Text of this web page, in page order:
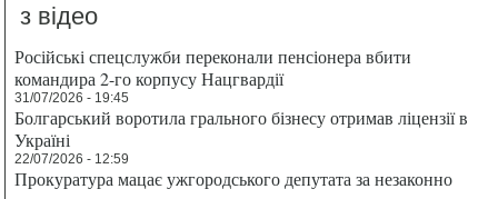
з відео
Російські спецслужби переконали пенсіонера вбити
командира 2-го корпусу Нацгвардії
31/07/2026 - 19:45
Болгарський воротила грального бізнесу отримав ліцензії в
Україні
22/07/2026 - 12:59
Прокуратура мацає ужгородського депутата за незаконно